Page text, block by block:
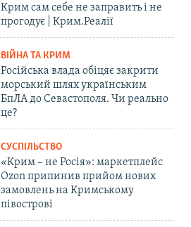
Крим сам себе не заправить і не
прогодує | Крим.Реалії
ВІЙНА ТА КРИМ
Російська влада обіцяє закрити
морський шлях українським
БпЛА до Севастополя. Чи реально
це?
СУСПІЛЬСТВО
«Крим – не Росія»: маркетплейс
Ozon припинив прийом нових
замовлень на Кримському
півострові